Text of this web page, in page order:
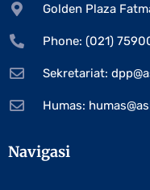
Golden Plaza
Phone: (021)
Sekretariat:
Humas:
Navigasi